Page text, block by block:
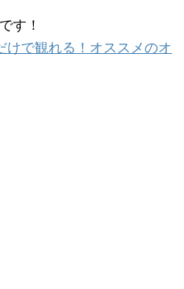
す！
けで観れる！オススメのオ